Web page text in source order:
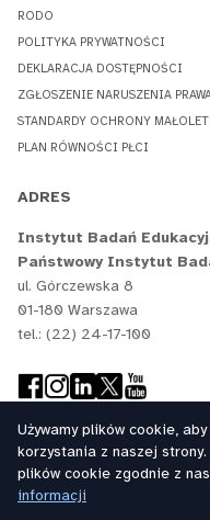
RODO
POLITYKA PRYWATNOŚCI
DEKLARACJA DOSTĘPNOŚCI
ZGŁOSZENIE NARUSZENIA
STANDARDY OCHRONY
PLAN RÓWNOŚCI PŁCI
ADRES
Instytut Badań
Państwowy Instytut
ul. Górczewska 8
01-180 Warszawa
tel.: (22) 24-17-100
Używamy plików cookie,
korzystania z naszej
plików cookie zgodnie z
informacji